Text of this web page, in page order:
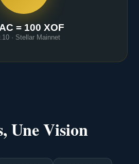
= 100 XOF
· Stellar Mainnet
Une Vision